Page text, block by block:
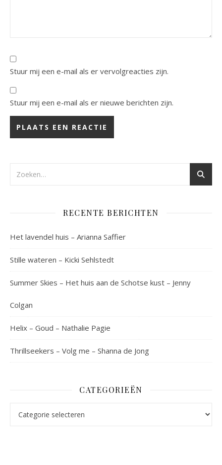
Stuur mij een e-mail als er vervolgreacties zijn.
Stuur mij een e-mail als er nieuwe berichten zijn.
RECENTE BERICHTEN
Het lavendel huis – Arianna Saffier
Stille wateren – Kicki Sehlstedt
Summer Skies – Het huis aan de Schotse kust – Jenny
Colgan
Helix – Goud – Nathalie Pagie
Thrillseekers – Volg me – Shanna de Jong
CATEGORIEËN